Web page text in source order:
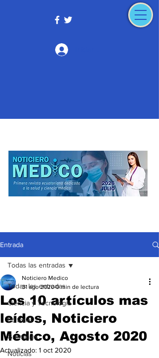
Entrada
Todas las entradas
Ciencia y Tecnología
Editorial
Gremiales
Noticias
Todas las entradas
Los 10 artículos mas
leídos, Noticiero
Médico, Agosto 2020
Noticiero Medico
31 ago 2020 0 min de lectura
Actualizado: 1 oct 2020